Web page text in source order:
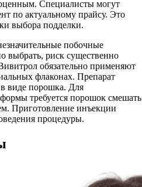
Специалисты могут
по актуальному прайсу. Это
выбора подделки.
побочные
выбрать, риск существенно
обязательно применяют
флаконах. Препарат
виде порошка. Для
требуется порошок смешать
Приготовление инъекции
процедуры.